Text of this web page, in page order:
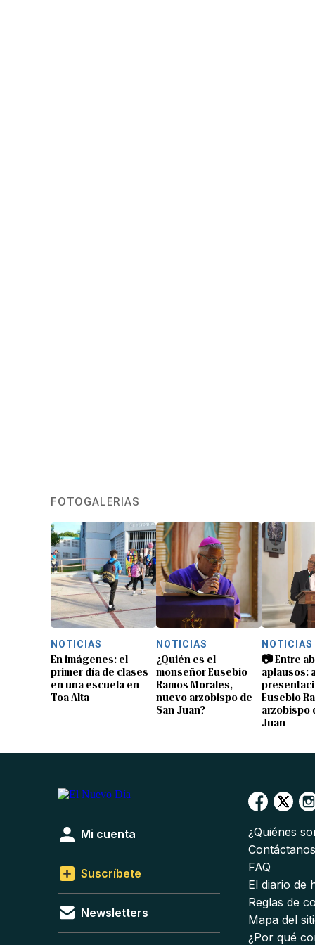
FOTOGALERÍAS
NOTICIAS
En imágenes: el
primer día de clases
en una escuela en
Toa Alta
NOTICIAS
¿Quién es el
monseñor Eusebio
Ramos Morales,
nuevo arzobispo de
San Juan?
NOTICIAS
📷 Entre
aplausos:
Eusebio
arzobispo
Juan
Mi cuenta
Suscríbete
Newsletters
¿Quiénes
FAQ
El diario de
Reglas de
Mapa del
¿Por qué